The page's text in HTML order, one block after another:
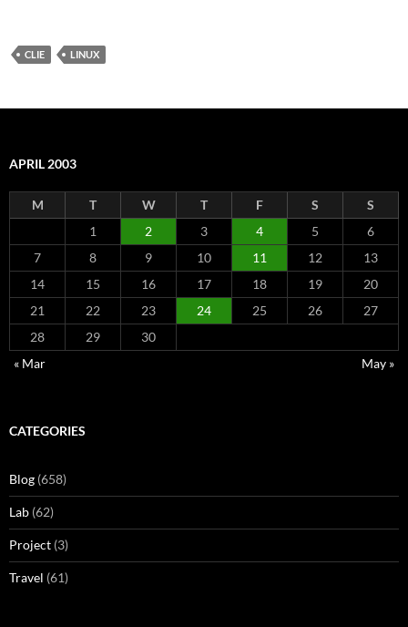
CLIE LINUX
APRIL 2003
M T W T F S
S
1
2 3 4 5
6
7
8 9 10 11 12
13
14
15 16 17 18 19
20
21
22 23 24 25 26
27
28
29
30
« Mar
May »
CATEGORIES
Blog (658)
Lab (62)
Project (3)
Travel (61)